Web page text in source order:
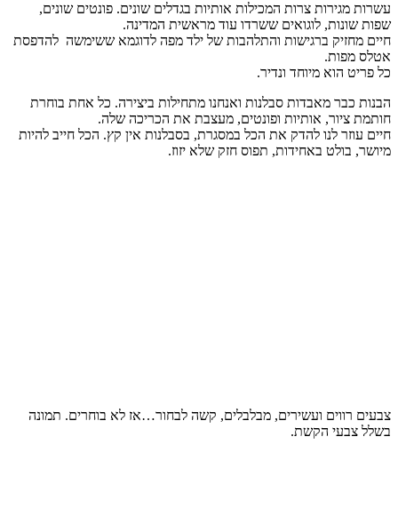
עשרות מגירות צרות המכילות אותיות בגדלים שונים. פונטים שונים,
שפות שונות, לוגואים ששרדו עוד מראשית המדינה.
חיים מחזיק ברגישות והתלהבות של ילד מפה לדוגמא ששימשה להדפסת
אטלס מפות.
כל פריט הוא מיוחד ונדיר.
הבנות כבר מאבדות סבלנות ואנחנו מתחילות ביצירה. כל אחת בוחרת
חותמת ציור, אותיות ופונטים, מעצבת את הכריכה שלה.
חיים עוזר לנו להדק את הכל במסגרת, בסבלנות אין קץ. הכל חייב להיות
מיושר, בולט באחידות, תפוס חזק שלא יזוז.
צבעים רווים ועשירים, מבלבלים, קשה לבחור…אז לא בוחרים. תמונה
בשלל צבעי הקשת.